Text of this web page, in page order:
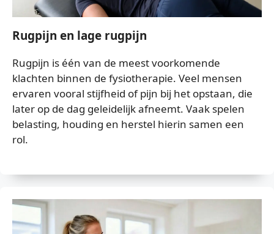
Rugpijn en lage rugpijn
Rugpijn is één van de meest voorkomende
klachten binnen de fysiotherapie. Veel mensen
ervaren vooral stijfheid of pijn bij het opstaan, die
later op de dag geleidelijk afneemt. Vaak spelen
belasting, houding en herstel hierin samen een
rol.